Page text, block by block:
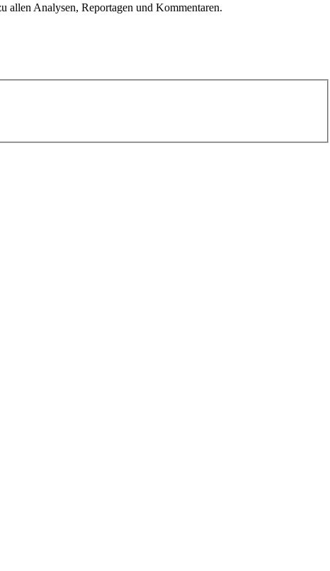
allen Analysen, Reportagen und Kommentaren.